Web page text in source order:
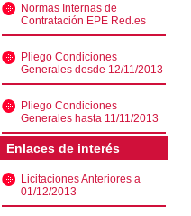
Normas Internas de
Contratación EPE Red.es
Pliego Condiciones
Generales desde 12/11/2013
Pliego Condiciones
Generales hasta 11/11/2013
Enlaces de interés
Licitaciones Anteriores a
01/12/2013